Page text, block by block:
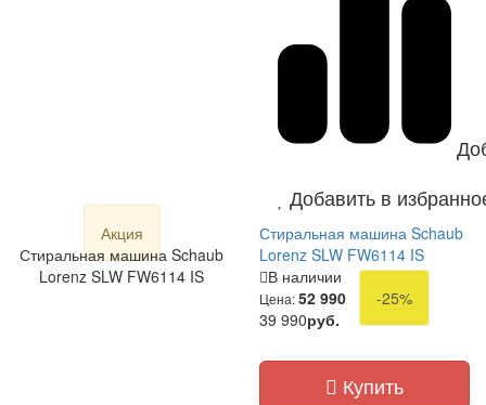
Добавить в
Акция
Стиральная машина Schaub
Lorenz SLW FW6114 IS
Стиральная машина Schaub
Lorenz SLW FW6114 IS
В наличии
Цена:52 990
-25%
39 990руб.
Купить